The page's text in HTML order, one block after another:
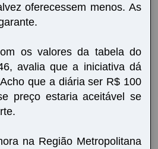
oferecessem menos. As
os valores da tabela do
avalia que a iniciativa dá
que a diária ser R$ 100
preço estaria aceitável se
na Região Metropolitana